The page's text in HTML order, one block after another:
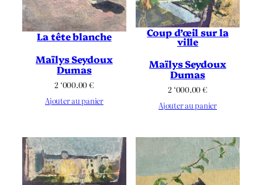
La tête blanche
Maïlys Seydoux
Dumas
2 ‘000.00€
Ajouter au panier
Coup d’œil sur la
ville
Maïlys Seydoux
Dumas
2 ‘000.00€
Ajouter au panier